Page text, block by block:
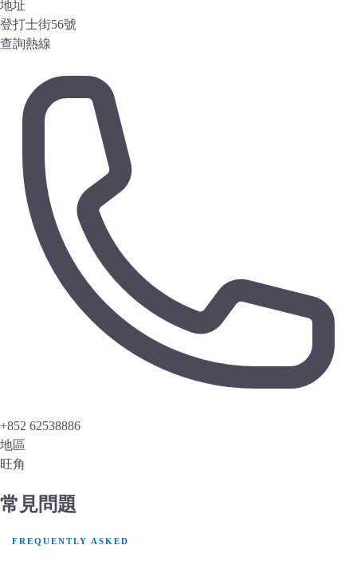
地址
登打士街56號
查詢熱線
+852 62538886
地區
旺角
常見問題
FREQUENTLY ASKED